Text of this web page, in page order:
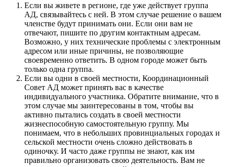
Если вы живете в регионе, где уже действует группа
АД, связывайтесь с ней. В этом случае решение о вашем
членстве будут принимать они. Если они вам не
отвечают, пишите по другим контактным адресам.
Возможно, у них технические проблемы с электронным
адресом или иные причины, не позволяющие
своевременно ответить. В одном городе может быть
только одна группа.
Если вы одни в своей местности, Координационный
Совет АД может принять вас в качестве
индивидуального участника. Обратите внимание, что в
этом случае мы заинтересованы в том, чтобы вы
активно пытались создать в своей местности
жизнеспособную самостоятельную группу. Мы
понимаем, что в небольших провинциальных городах и
сельской местности очень сложно действовать в
одиночку. И часто даже группы не знают, как им
правильно организовать свою деятельность. Вам не